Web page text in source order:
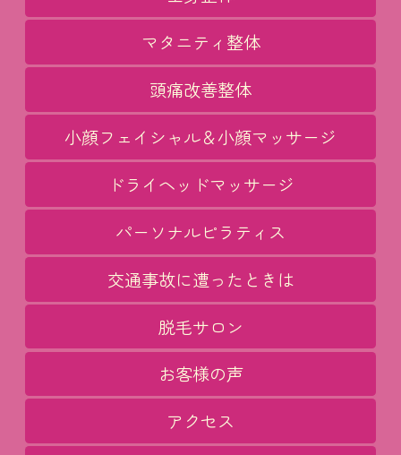
マタニティ整体
頭痛改善整体
小顔フェイシャル＆小顔マッサージ
ドライヘッドマッサージ
パーソナルピラティス
交通事故に遭ったときは
脱毛サロン
お客様の声
アクセス